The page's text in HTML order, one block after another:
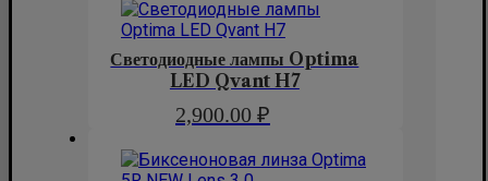
Светодиодные лампы Optima
LED Qvant H7
2,900.00 ₽